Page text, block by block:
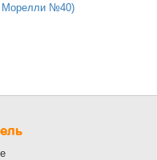
Морелли №40)